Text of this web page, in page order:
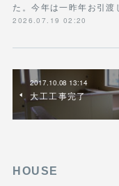
た。今年は一昨年お引渡
2026.07.19 02:20
2017.10.08 13:14
大工工事完了
HOUSE